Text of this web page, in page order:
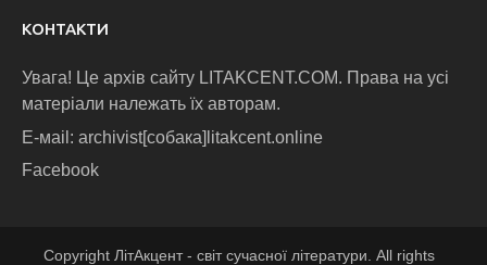
КОНТАКТИ
Увага! Це архів сайту LITAKCENT.COM. Права на усі
матеріали належать їх авторам.
E-маіl: archivist[собака]litakcent.online
Facebook
Copyright ЛітАкцент - світ сучасної літератури. All rights